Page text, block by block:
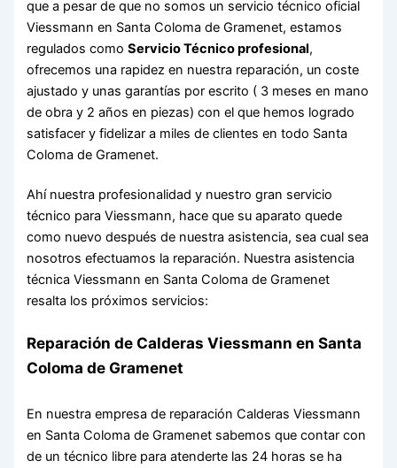
que a pesar de que no somos un servicio técnico oficial
Viessmann en Santa Coloma de Gramenet, estamos
regulados comoServicio Técnico profesional,
ofrecemos una rapidez en nuestra reparación, un coste
ajustado y unas garantías por escrito ( 3 meses en mano
de obra y 2 años en piezas) con el que hemos logrado
satisfacer y fidelizar a miles de clientes en todo Santa
Coloma de Gramenet.
Ahí nuestra profesionalidad y nuestro gran servicio
técnico para Viessmann, hace que su aparato quede
como nuevo después de nuestra asistencia, sea cual sea
nosotros efectuamos la reparación. Nuestra asistencia
técnica Viessmann en Santa Coloma de Gramenet
resalta los próximos servicios:
Reparación de Calderas Viessmann en Santa
Coloma de Gramenet
En nuestra empresa de reparación Calderas Viessmann
en Santa Coloma de Gramenet sabemos que contar con
de un técnico libre para atenderte las 24 horas se ha